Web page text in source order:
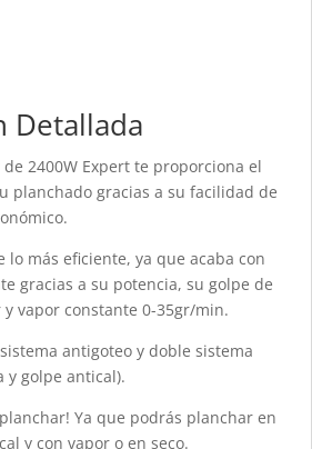
Detallada
2400W Expert te proporciona el
planchado gracias a su facilidad de
lo más eficiente, ya que acaba con
gracias a su potencia, su golpe de
vapor constante 0-35gr/min.
antigoteo y doble sistema
y golpe antical).
Ya que podrás planchar en
y con vapor o en seco.